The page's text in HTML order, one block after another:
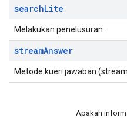
searchLite
Melakukan penelusuran.
streamAnswer
Metode kueri jawaban
Apakah